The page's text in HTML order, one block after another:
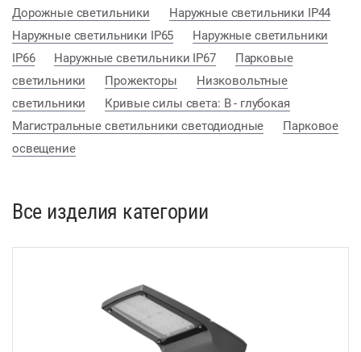
Дорожные светильники
Наружные светильники IP44
Наружные светильники IP65
Наружные светильники
IP66
Наружные светильники IP67
Парковые
светильники
Прожекторы
Низковольтные
светильники
Кривые силы света: В - глубокая
Магистральные светильники светодиодные
Парковое
освещение
Все изделия категории